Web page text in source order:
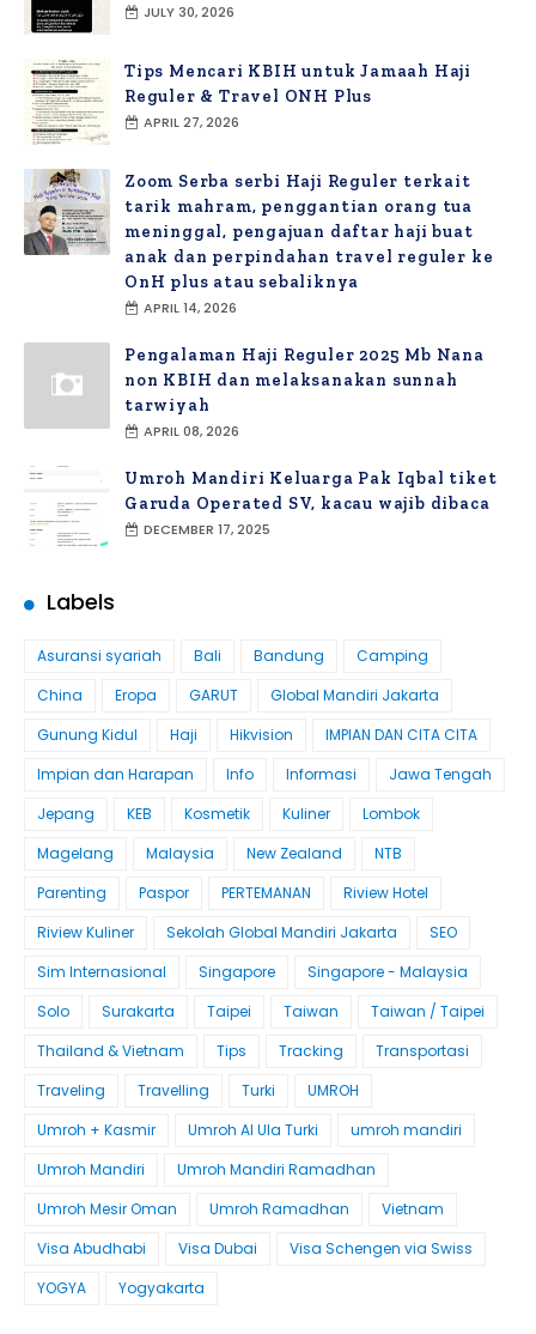
JULY 30, 2026
Tips Mencari KBIH untuk Jamaah Haji
Reguler & Travel ONH Plus
APRIL 27, 2026
Zoom Serba serbi Haji Reguler terkait
tarik mahram, penggantian orang tua
meninggal, pengajuan daftar haji buat
anak dan perpindahan travel reguler ke
OnH plus atau sebaliknya
APRIL 14, 2026
Pengalaman Haji Reguler 2025 Mb Nana
non KBIH dan melaksanakan sunnah
tarwiyah
APRIL 08, 2026
Umroh Mandiri Keluarga Pak Iqbal tiket
Garuda Operated SV, kacau wajib dibaca
DECEMBER 17, 2025
Labels
Asuransi syariah Bali Bandung
Camping
China
Eropa GARUT
Global Mandiri Jakarta
Gunung Kidul
Haji Hikvision
IMPIAN DAN CITA CITA
Impian dan Harapan
Info Informasi
Jawa Tengah
Jepang
KEB Kosmetik Kuliner
Lombok
Magelang
Malaysia New Zealand
NTB
Parenting
Paspor PERTEMANAN
Riview Hotel
Riview Kuliner
Sekolah Global Mandiri Jakarta
SEO
Sim Internasional
Singapore
Singapore - Malaysia
Solo
Surakarta Taipei Taiwan
Taiwan / Taipei
Thailand & Vietnam
Tips Tracking
Transportasi
Traveling
Travelling Turki
UMROH
Umroh + Kasmir
Umroh Al Ula Turki
umroh mandiri
Umroh Mandiri
Umroh Mandiri Ramadhan
Umroh Mesir Oman
Umroh Ramadhan
Vietnam
Visa Abudhabi
Visa Dubai
Visa Schengen via Swiss
YOGYA
Yogyakarta